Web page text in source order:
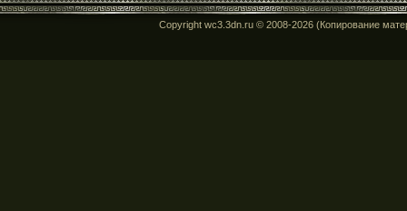
Copyright wc3.3dn.ru © 2008-2026 (Копирование